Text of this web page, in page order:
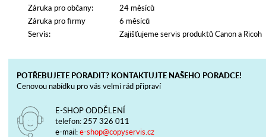
Záruka pro občany:
24 měsíců
Záruka pro firmy
6 měsíců
Servis:
Zajišťujeme servis produktů Canon a Ricoh
POTŘEBUJETE PORADIT? KONTAKTUJTE NAŠEHO PORADCE!
Cenovou nabídku pro vás velmi rád připraví
E-SHOP ODDĚLENÍ
telefon: 257 326 011
e-mail:e-shop@copyservis.cz